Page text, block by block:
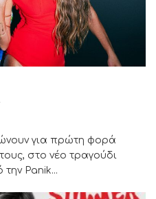
για πρώτη φορά
στο νέο τραγούδι
Panik...